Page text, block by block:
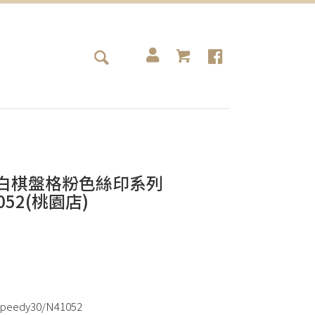
棋盤格粉色絲印系列
桃園店)
N41052